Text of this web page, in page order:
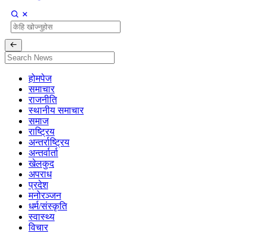
होमपेज
समाचार
राजनीति
स्थानीय समाचार
समाज
राष्ट्रिय
अन्तर्राष्ट्रिय
अन्तर्वार्ता
खेलकुद
अपराध
प्रदेश
मनोरञ्जन
धर्म/संस्कृति
स्वास्थ्य
विचार